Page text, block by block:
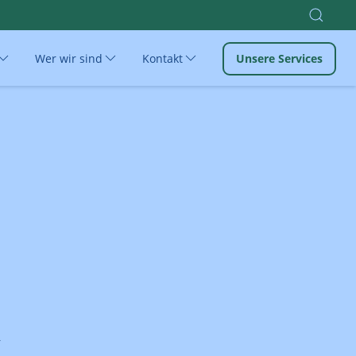
Wer wir sind Kontakt Unsere Services